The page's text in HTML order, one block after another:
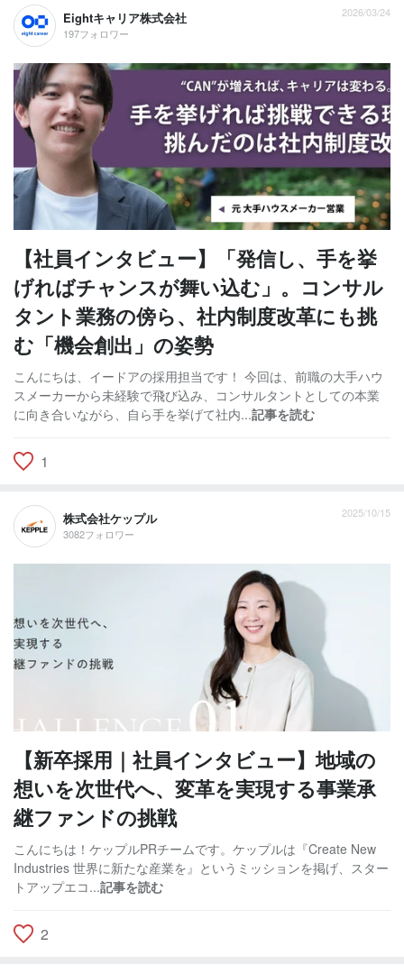
Eightキャリア株式会社
197フォロワー
2026/03/24
【社員インタビュー】「発信し、手を挙
げればチャンスが舞い込む」。コンサル
タント業務の傍ら、社内制度改革にも挑
む「機会創出」の姿勢
こんにちは、イードアの採用担当です！ 今回は、前職の大手ハウ
スメーカーから未経験で飛び込み、コンサルタントとしての本業
に向き合いながら、自ら手を挙げて社内...記事を読む
1
株式会社ケップル
3082フォロワー
2025/10/15
【新卒採用｜社員インタビュー】地域の
想いを次世代へ、変革を実現する事業承
継ファンドの挑戦
こんにちは！ケップルPRチームです。ケップルは『Create New
Industries 世界に新たな産業を』というミッションを掲げ、スター
トアップエコ...記事を読む
2